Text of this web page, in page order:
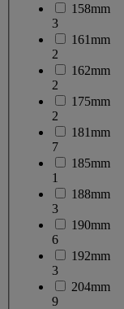
158mm
3
161mm
2
162mm
2
175mm
2
181mm
7
185mm
1
188mm
3
190mm
6
192mm
3
204mm
9